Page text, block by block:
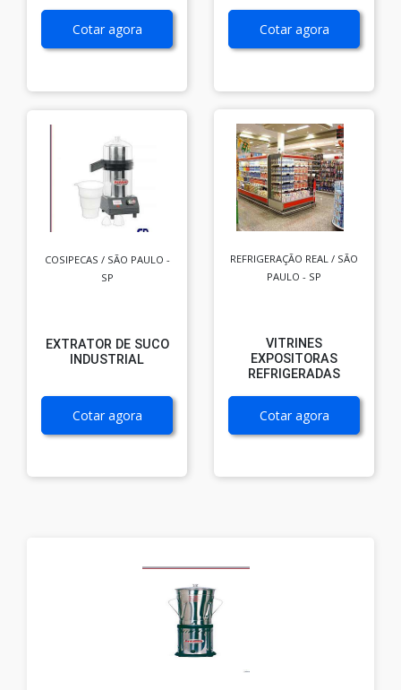
Cotar agora Cotar agora
COSIPECAS / SÃO PAULO -
SP
EXTRATOR DE SUCO
INDUSTRIAL
Cotar agora
REFRIGERAÇÃO REAL / SÃO
PAULO - SP
VITRINES
EXPOSITORAS
REFRIGERADAS
Cotar agora